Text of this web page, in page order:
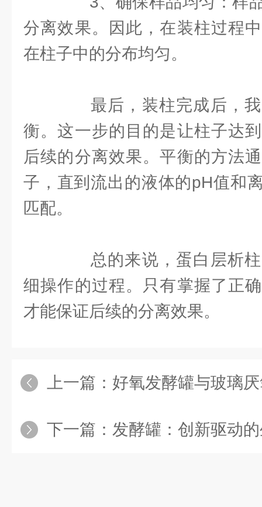
分离效果。因此，在装柱过程
在柱子中的分布均匀。
最后，装柱完成后，我
衡。这一步的目的是让柱子达
后续的分离效果。平衡的方法
子，直到流出的液体的pH值和
匹配。
总的来说，蛋白层析柱
细操作的过程。只有掌握了正
才能保证后续的分离效果。
上一篇： 好氧发酵罐与玻璃厌氧
下一篇： 发酵罐：创新驱动